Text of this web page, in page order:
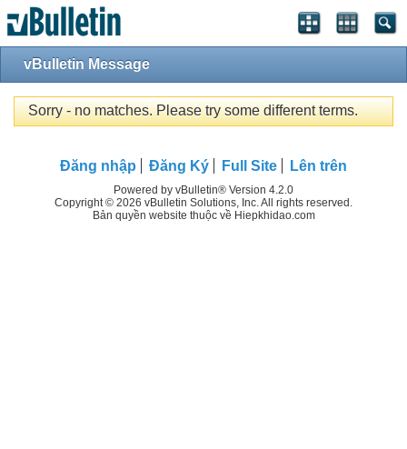
vBulletin Message
Sorry - no matches. Please try some different terms.
Đăng nhập Đăng Ký Full Site Lên trên
Powered by vBulletin® Version 4.2.0
Copyright © 2026 vBulletin Solutions, Inc. All rights reserved.
Bản quyền website thuộc về Hiepkhidao.com